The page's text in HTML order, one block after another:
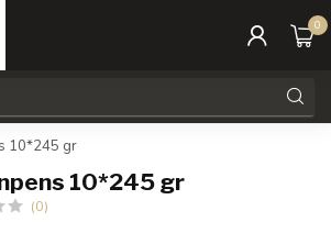
0
10*245 gr
10*245 gr
(0)